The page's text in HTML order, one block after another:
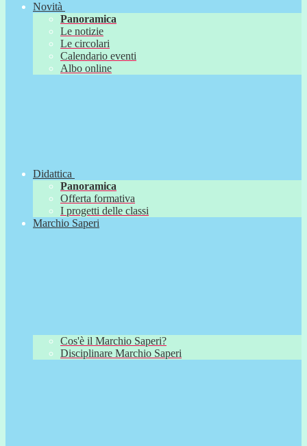
Novità
Panoramica
Le notizie
Le circolari
Calendario eventi
Albo online
Didattica
Panoramica
Offerta formativa
I progetti delle classi
Marchio Saperi
Cos'è il Marchio Saperi?
Disciplinare Marchio Saperi